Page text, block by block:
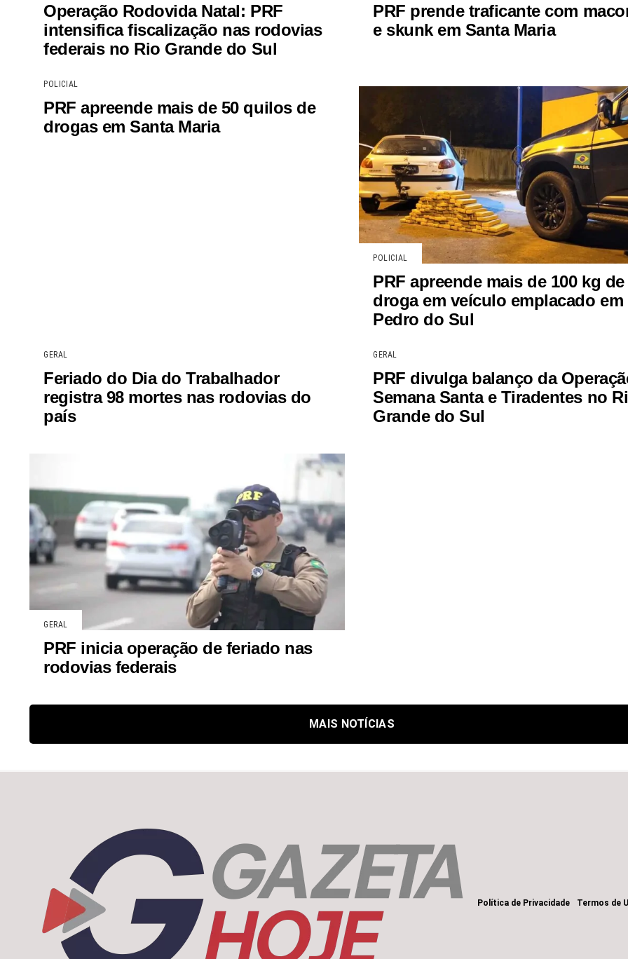
Operação Rodovida Natal: PRF
intensifica fiscalização nas rodovias
federais no Rio Grande do Sul
PRF prende traficante com
e skunk em Santa Maria
POLICIAL
PRF apreende mais de 50 quilos de
drogas em Santa Maria
POLICIAL
PRF apreende mais de 100 kg de
droga em veículo emplacado em
Pedro do Sul
GERAL
Feriado do Dia do Trabalhador
registra 98 mortes nas rodovias do
país
GERAL
PRF divulga balanço da
Semana Santa e Tiradentes no
Grande do Sul
GERAL
PRF inicia operação de feriado nas
rodovias federais
MAIS NOTÍCIAS
Política de Privacidade Termos de